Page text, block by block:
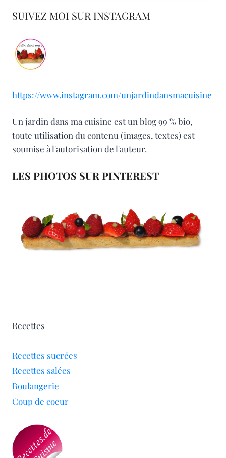
SUIVEZ MOI SUR INSTAGRAM
https://www.instagram.com/unjardindansmacuisine
Un jardin dans ma cuisine est un blog 99 % bio,
toute utilisation du contenu (images, textes) est
soumise à l'autorisation de l'auteur.
LES PHOTOS SUR PINTEREST
Recettes
Recettes sucrées
Recettes salées
Boulangerie
Coup de coeur